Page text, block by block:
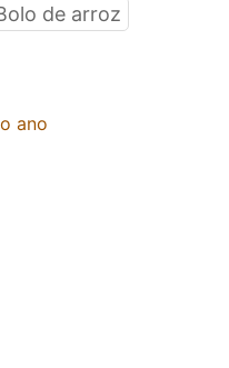
de arroz
ano